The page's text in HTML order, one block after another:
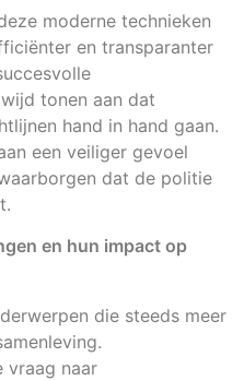
moderne technieken
en transparanter
tonen aan dat
hand in hand gaan.
een veiliger gevoel
dat de politie
en hun impact op
die steeds meer
vraag naar